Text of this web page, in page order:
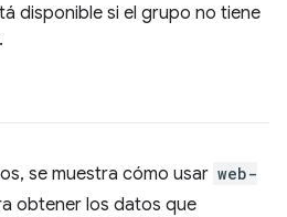
disponible si el grupo no tiene
se muestra cómo usar web-
obtener los datos que